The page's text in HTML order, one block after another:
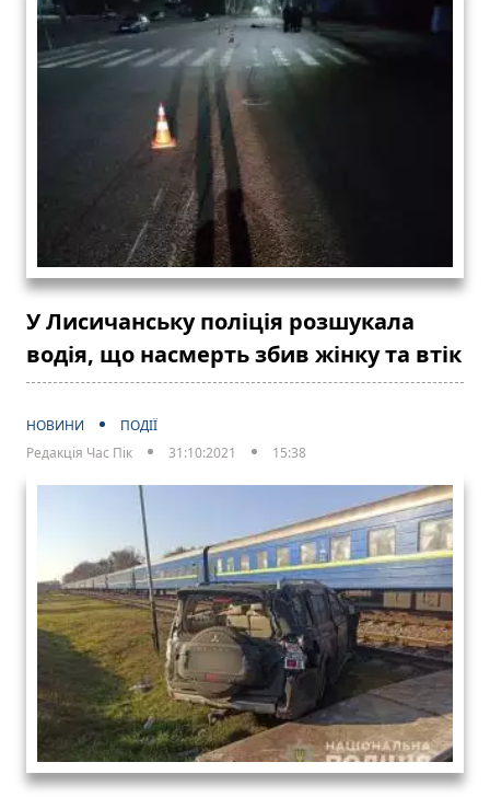
У Лисичанську поліція розшукала
водія, що насмерть збив жінку та втік
НОВИНИ
ПОДІЇ
Редакція Час Пік
31:10:2021 15:38